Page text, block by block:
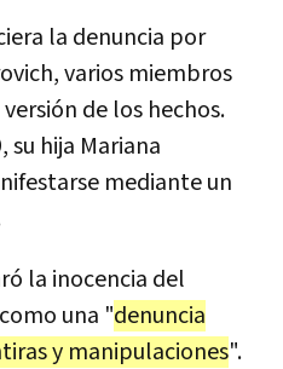
la denuncia por
varios miembros
de los hechos.
su hija Mariana
mediante un
la inocencia del
una "denuncia
y manipulaciones".